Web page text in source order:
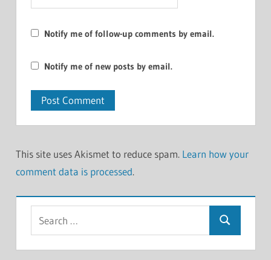
Notify me of follow-up comments by email.
Notify me of new posts by email.
This site uses Akismet to reduce spam. Learn how your
comment data is processed.
Search